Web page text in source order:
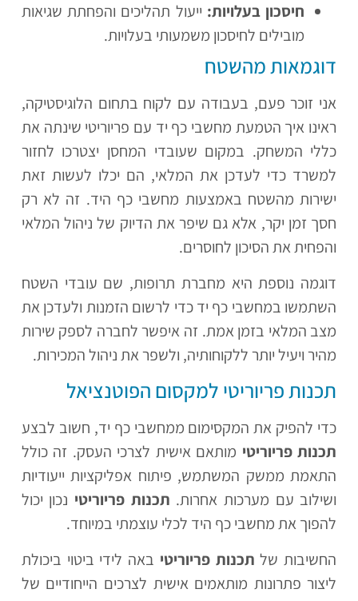
חיסכון בעלויות: ייעול תהליכים והפחתת שגיאות
מובילים לחיסכון משמעותי בעלויות.
דוגמאות מהשטח
אני זוכר פעם, בעבודה עם לקוח בתחום הלוגיסטיקה,
ראינו איך הטמעת מחשבי כף יד עם פריוריטי שינתה את
כללי המשחק. במקום שעובדי המחסן יצטרכו לחזור
למשרד כדי לעדכן את המלאי, הם יכלו לעשות זאת
ישירות מהשטח באמצעות מחשבי כף היד. זה לא רק
חסך זמן יקר, אלא גם שיפר את הדיוק של ניהול המלאי
והפחית את הסיכון לחוסרים.
דוגמה נוספת היא מחברת תרופות, שם עובדי השטח
השתמשו במחשבי כף יד כדי לרשום הזמנות ולעדכן את
מצב המלאי בזמן אמת. זה איפשר לחברה לספק שירות
מהיר ויעיל יותר ללקוחותיה, ולשפר את ניהול המכירות.
תכנות פריוריטי למקסום הפוטנציאל
כדי להפיק את המקסימום ממחשבי כף יד, חשוב לבצע
תכנות פריוריטי מותאם אישית לצרכי העסק. זה כולל
התאמת ממשק המשתמש, פיתוח אפליקציות ייעודיות
ושילוב עם מערכות אחרות. תכנות פריוריטי נכון יכול
להפוך את מחשבי כף היד לכלי עוצמתי במיוחד.
החשיבות של תכנות פריוריטי באה לידי ביטוי ביכולת
ליצור פתרונות מותאמים אישית לצרכים הייחודיים של